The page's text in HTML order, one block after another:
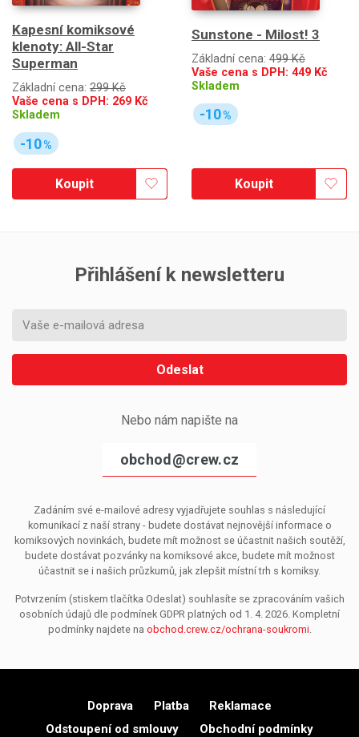
Kapesní komiksové
klenoty: All-Star
Superman
Základní cena: 299 Kč
Vaše cena s DPH: 269 Kč
Skladem
-10%
Koupit
Sunstone - Milost! 3
Základní cena: 499 Kč
Vaše cena s DPH: 449 Kč
Skladem
-10%
Koupit
Přihlášení k newsletteru
Odeslat
Nebo nám napište na
obchod@crew.cz
Zadáním své e-mailové adresy vyjadřujete souhlas s následující
komunikací z naší strany - budete dostávat nejnovější informace o
komiksových novinkách, budete mít možnost se účastnit našich soutěží,
budete dostávat pozvánky na komiksové akce, budete mít možnost
účastnit se i našich průzkumů, jak zlepšit místní trh s komiksy.
Potvrzením (stiskem tlačítka Odeslat) souhlasíte se zpracováním vašich
osobních údajů dle podmínek GDPR platných od 1. 4. 2026. Kompletní
podmínky najdete na obchod.crew.cz/ochrana-soukromi.
Doprava Platba
Reklamace
Odstoupení od smlouvy
Obchodní podmínky